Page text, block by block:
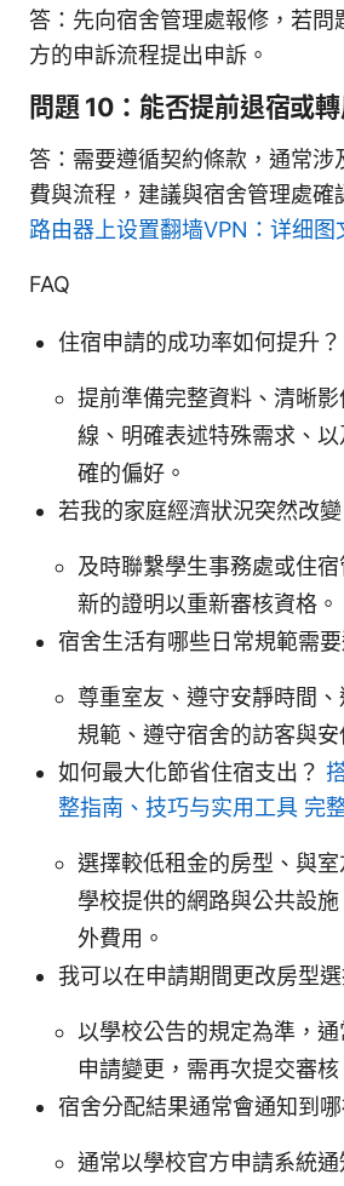
答：先向宿舍管理處報修，若問
方的申訴流程提出申訴。
問題 10：能否提前退宿或轉
答：需要遵循契約條款，通常涉
費與流程，建議與宿舍管理處確
路由器上设置翻墙VPN：详细
FAQ
住宿申請的成功率如何提升？
提前準備完整資料、清晰
線、明確表述特殊需求、
確的偏好。
若我的家庭經濟狀況突然改
及時聯繫學生事務處或住
新的證明以重新審核資格。
宿舍生活有哪些日常規範需要
尊重室友、遵守安靜時間
規範、遵守宿舍的訪客與安
如何最大化節省住宿支出？
整指南、技巧与实用工具 完
選擇較低租金的房型、與
學校提供的網路與公共設
外費用。
我可以在申請期間更改房型選
以學校公告的規定為準，
申請變更，需再次提交審核
宿舍分配結果通常會通知到哪
通常以學校官方申請系統